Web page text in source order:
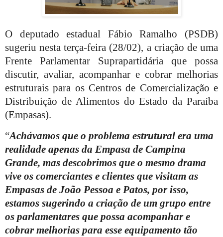
O deputado estadual Fábio Ramalho (PSDB)
sugeriu nesta terça-feira (28/02), a criação de uma
Frente Parlamentar Suprapartidária que possa
discutir, avaliar, acompanhar e cobrar melhorias
estruturais para os Centros de Comercialização e
Distribuição de Alimentos do Estado da Paraíba
(Empasas).
“Achávamos que o problema estrutural era uma
realidade apenas da Empasa de Campina
Grande, mas descobrimos que o mesmo drama
vive os comerciantes e clientes que visitam as
Empasas de João Pessoa e Patos, por isso,
estamos sugerindo a criação de um grupo entre
os parlamentares que possa acompanhar e
cobrar melhorias para esse equipamento tão